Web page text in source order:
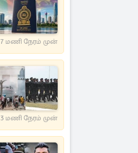
7 மணி நேரம் முன்
3 மணி நேரம் முன்